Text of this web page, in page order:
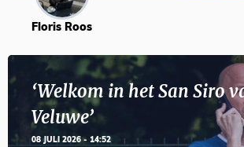
Floris Roos
‘Welkom in het San Siro
Veluwe’
08 JULI 2026 - 14:52